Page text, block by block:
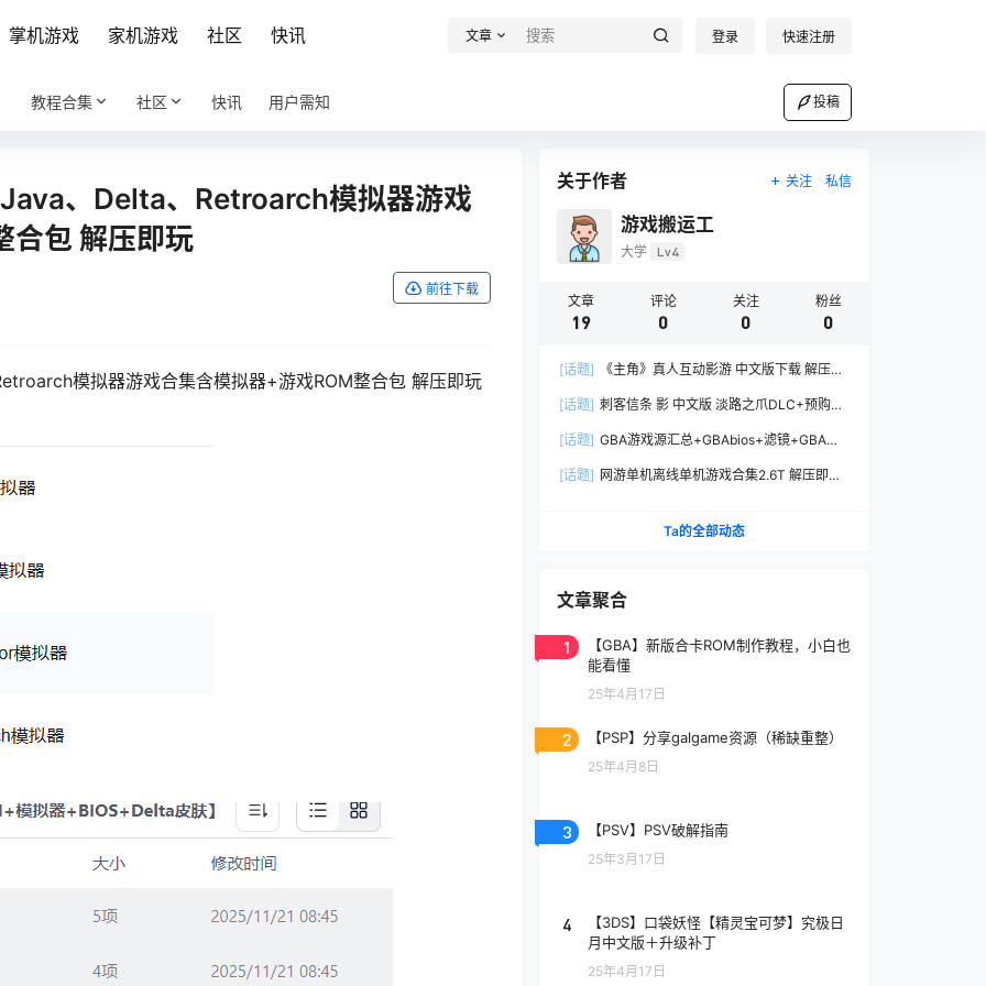
掌机游戏 家机游戏 社区 快讯 文章 登录 快速注册
教程合集 社区 快讯 用户需知 投稿
、Delta、Retroarch模拟器游戏
合包 解压即玩
前往下载
模拟器游戏合集含模拟器+游戏ROM整合包 解压即玩
关于作者 关注 私信
游戏搬运工
大学 Lv4
文章
19
评论
0
关注
0
粉丝
0
[话题]
《主角》真人互动影游 中文版下载 解压即
[话题] 刺客信条 影 中文版 淡路之爪DLC+预购特
[话题] GBA游戏源汇总+GBAbios+滤镜+GBA中
[话题] 网游单机离线单机游戏合集2.6T 解压即玩
Ta的全部动态
文章聚合
1
【GBA】新版合卡ROM制作教程，小白也
能看懂
25年4月17日
2 【PSP】分享galgame资源（稀缺重整）
25年4月8日
3 【PSV】PSV破解指南
25年3月17日
4
【3DS】口袋妖怪【精灵宝可梦】究极日
月中文版＋升级补丁
25年4月17日